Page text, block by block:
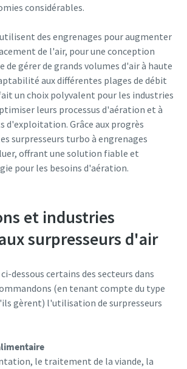
considérables.
des engrenages pour augmenter
de l'air, pour une conception
de gérer de grands volumes d'air à haute
aux différentes plages de débit
un choix polyvalent pour les industries
leurs processus d'aération et à
d'exploitation. Grâce aux progrès
surpresseurs turbo à engrenages
offrant une solution fiable et
pour les besoins d'aération.
et industries
surpresseurs d'air
dessous certains des secteurs dans
(en tenant compte du type
gèrent) l'utilisation de surpresseurs
le traitement de la viande, la